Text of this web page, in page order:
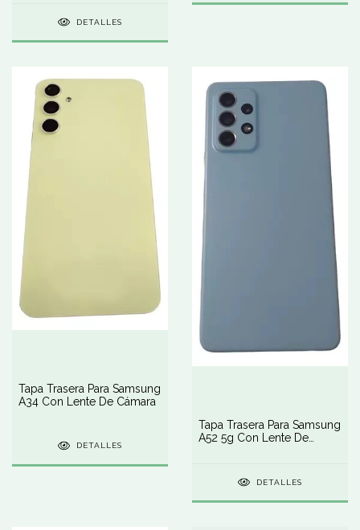
DETALLES
Tapa Trasera Para Samsung
A34 Con Lente De Cámara
DETALLES
Tapa Trasera Para Samsung
A52 5g Con Lente De
DETALLES